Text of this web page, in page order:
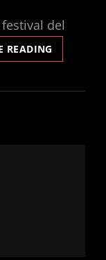
del
READING
+
WARPA